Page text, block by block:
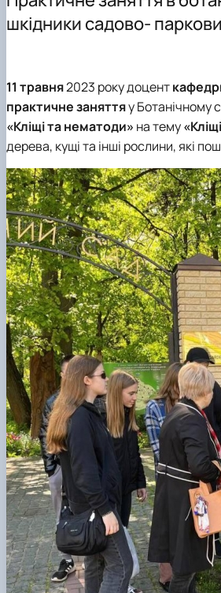
Матеріально-технічна база
Ветерани кафедри
Доктор філософії (PhD)
Навчально-методичне
Надання послуг
Наукові гуртки
шкідники садово-
11 травня2023 року доцент
практичне заняттяу Ботанічному
«Кліщі та нематоди» на тему
дерева, кущі та інші рослини, які